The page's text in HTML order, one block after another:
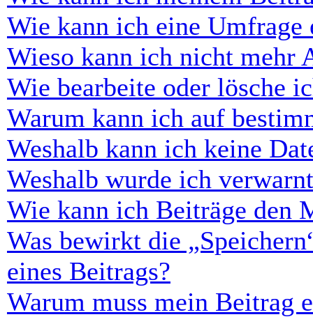
Wie kann ich eine Umfrage
Wieso kann ich nicht mehr
Wie bearbeite oder lösche
Warum kann ich auf
Weshalb kann ich keine
Weshalb wurde ich
Wie kann ich Beiträge den
Was bewirkt die
eines Beitrags?
Warum muss mein Beitrag